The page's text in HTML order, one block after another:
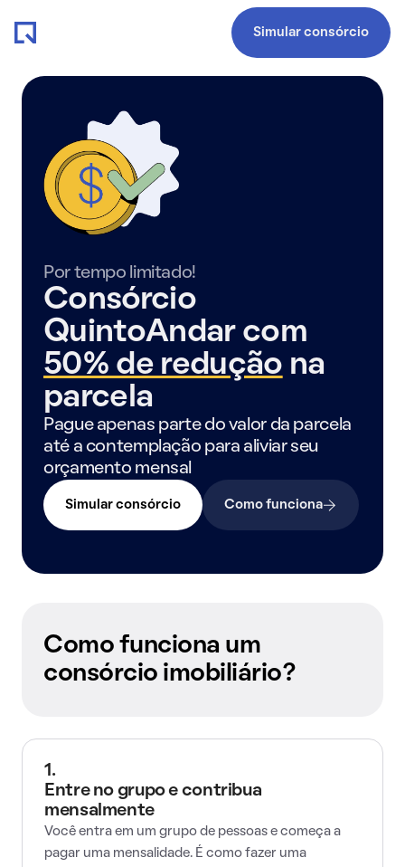
Simular consórcio
Por tempo limitado!
Consórcio
QuintoAndar com
50% de redução na
parcela
Pague apenas parte do valor da parcela
até a contemplação para aliviar seu
orçamento mensal
Simular consórcio Como funciona
Como funciona um
consórcio imobiliário?
1.
Entre no grupo e contribua
mensalmente
Você entra em um grupo de pessoas e começa a
pagar uma mensalidade. É como fazer uma